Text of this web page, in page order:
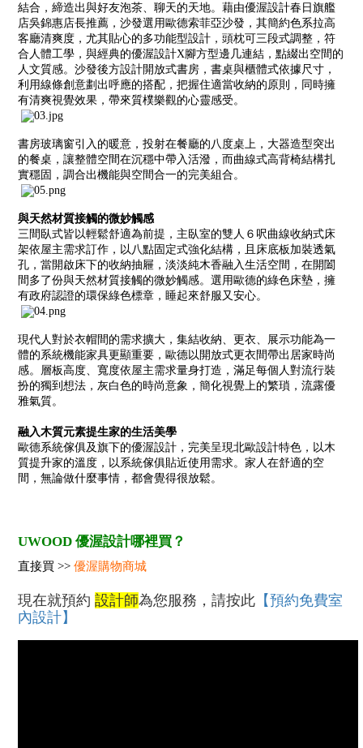
結合，締造出與好友泡茶、聊天的天地。藉由優渥設計春日旗艦
店吳錦惠店長推薦，沙發選用歐德索菲亞沙發，其簡約色系拉高
客廳清爽度，尤其貼心的多功能型設計，頭枕可三段式調整，符
合人體工學，與經典的優渥設計X腳方型邊几連結，點綴出空間的
人文質感。沙發後方設計開放式書房，書桌與櫃體式依據尺寸，
利用線條創意劃出呼應的搭配，把握住適當收納的原則，同時擁
有清爽視覺效果，帶來質樸樂觀的心靈感受。
書房玻璃窗引入的暖意，投射在餐廳的八度桌上，大器造型突出
的餐桌，讓整體空間在沉穩中帶入活潑，而曲線式高背椅結構扎
實穩固，調合出機能與空間合一的完美組合。
與天然材質接觸的微妙觸感
三間臥式皆以輕鬆舒適為前提，主臥室的雙人６呎曲線收納式床
架依屋主需求訂作，以八點固定式強化結構，且床底板加裝透氣
孔，當開啟床下的收納抽屜，淡淡純木香融入生活空間，在開闔
間多了份與天然材質接觸的微妙觸感。選用歐德的綠色床墊，擁
有政府認證的環保綠色標章，睡起來舒服又安心。
現代人對於衣帽間的需求擴大，集結收納、更衣、展示功能為一
體的系統機能家具更顯重要，歐德以開放式更衣間帶出居家時尚
感。層板高度、寬度依屋主需求量身打造，滿足每個人對流行裝
扮的獨到想法，灰白色的時尚意象，簡化視覺上的繁瑣，流露優
雅氣質。
融入木質元素提生家的生活美學
歐德系統傢俱及旗下的優渥設計，完美呈現北歐設計特色，以木
質提升家的溫度，以系統傢俱貼近使用需求。家人在舒適的空
間，無論做什麼事情，都會覺得很放鬆。
UWOOD 優渥設計哪裡買？
直接買 >> 優渥購物商城
現在就預約設計師為您服務，請按此 【預約免費室
內設計】